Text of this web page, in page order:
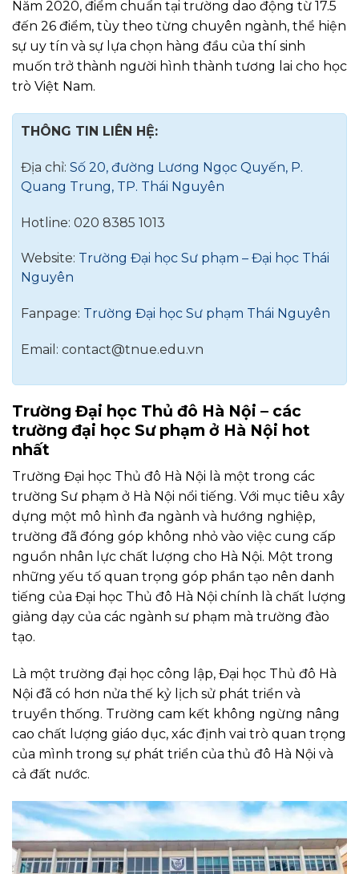
Năm 2020, điểm chuẩn tại trường dao động từ 17.5
đến 26 điểm, tùy theo từng chuyên ngành, thể hiện
sự uy tín và sự lựa chọn hàng đầu của thí sinh
muốn trở thành người hình thành tương lai cho học
trò Việt Nam.
THÔNG TIN LIÊN HỆ:
Địa chỉ: Số 20, đường Lương Ngọc Quyến, P.
Quang Trung, TP. Thái Nguyên
Hotline: 020 8385 1013
Website: Trường Đại học Sư phạm – Đại học Thái
Nguyên
Fanpage: Trường Đại học Sư phạm Thái Nguyên
Email: contact@tnue.edu.vn
Trường Đại học Thủ đô Hà Nội – các
trường đại học Sư phạm ở Hà Nội hot
nhất
Trường Đại học Thủ đô Hà Nội là một trong các
trường Sư phạm ở Hà Nội nổi tiếng. Với mục tiêu xây
dựng một mô hình đa ngành và hướng nghiệp,
trường đã đóng góp không nhỏ vào việc cung cấp
nguồn nhân lực chất lượng cho Hà Nội. Một trong
những yếu tố quan trọng góp phần tạo nên danh
tiếng của Đại học Thủ đô Hà Nội chính là chất lượng
giảng dạy của các ngành sư phạm mà trường đào
tạo.
Là một trường đại học công lập, Đại học Thủ đô Hà
Nội đã có hơn nửa thế kỷ lịch sử phát triển và
truyền thống. Trường cam kết không ngừng nâng
cao chất lượng giáo dục, xác định vai trò quan trọng
của mình trong sự phát triển của thủ đô Hà Nội và
cả đất nước.